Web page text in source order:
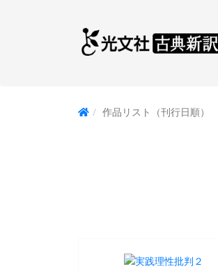
作品リスト（刊行日順）